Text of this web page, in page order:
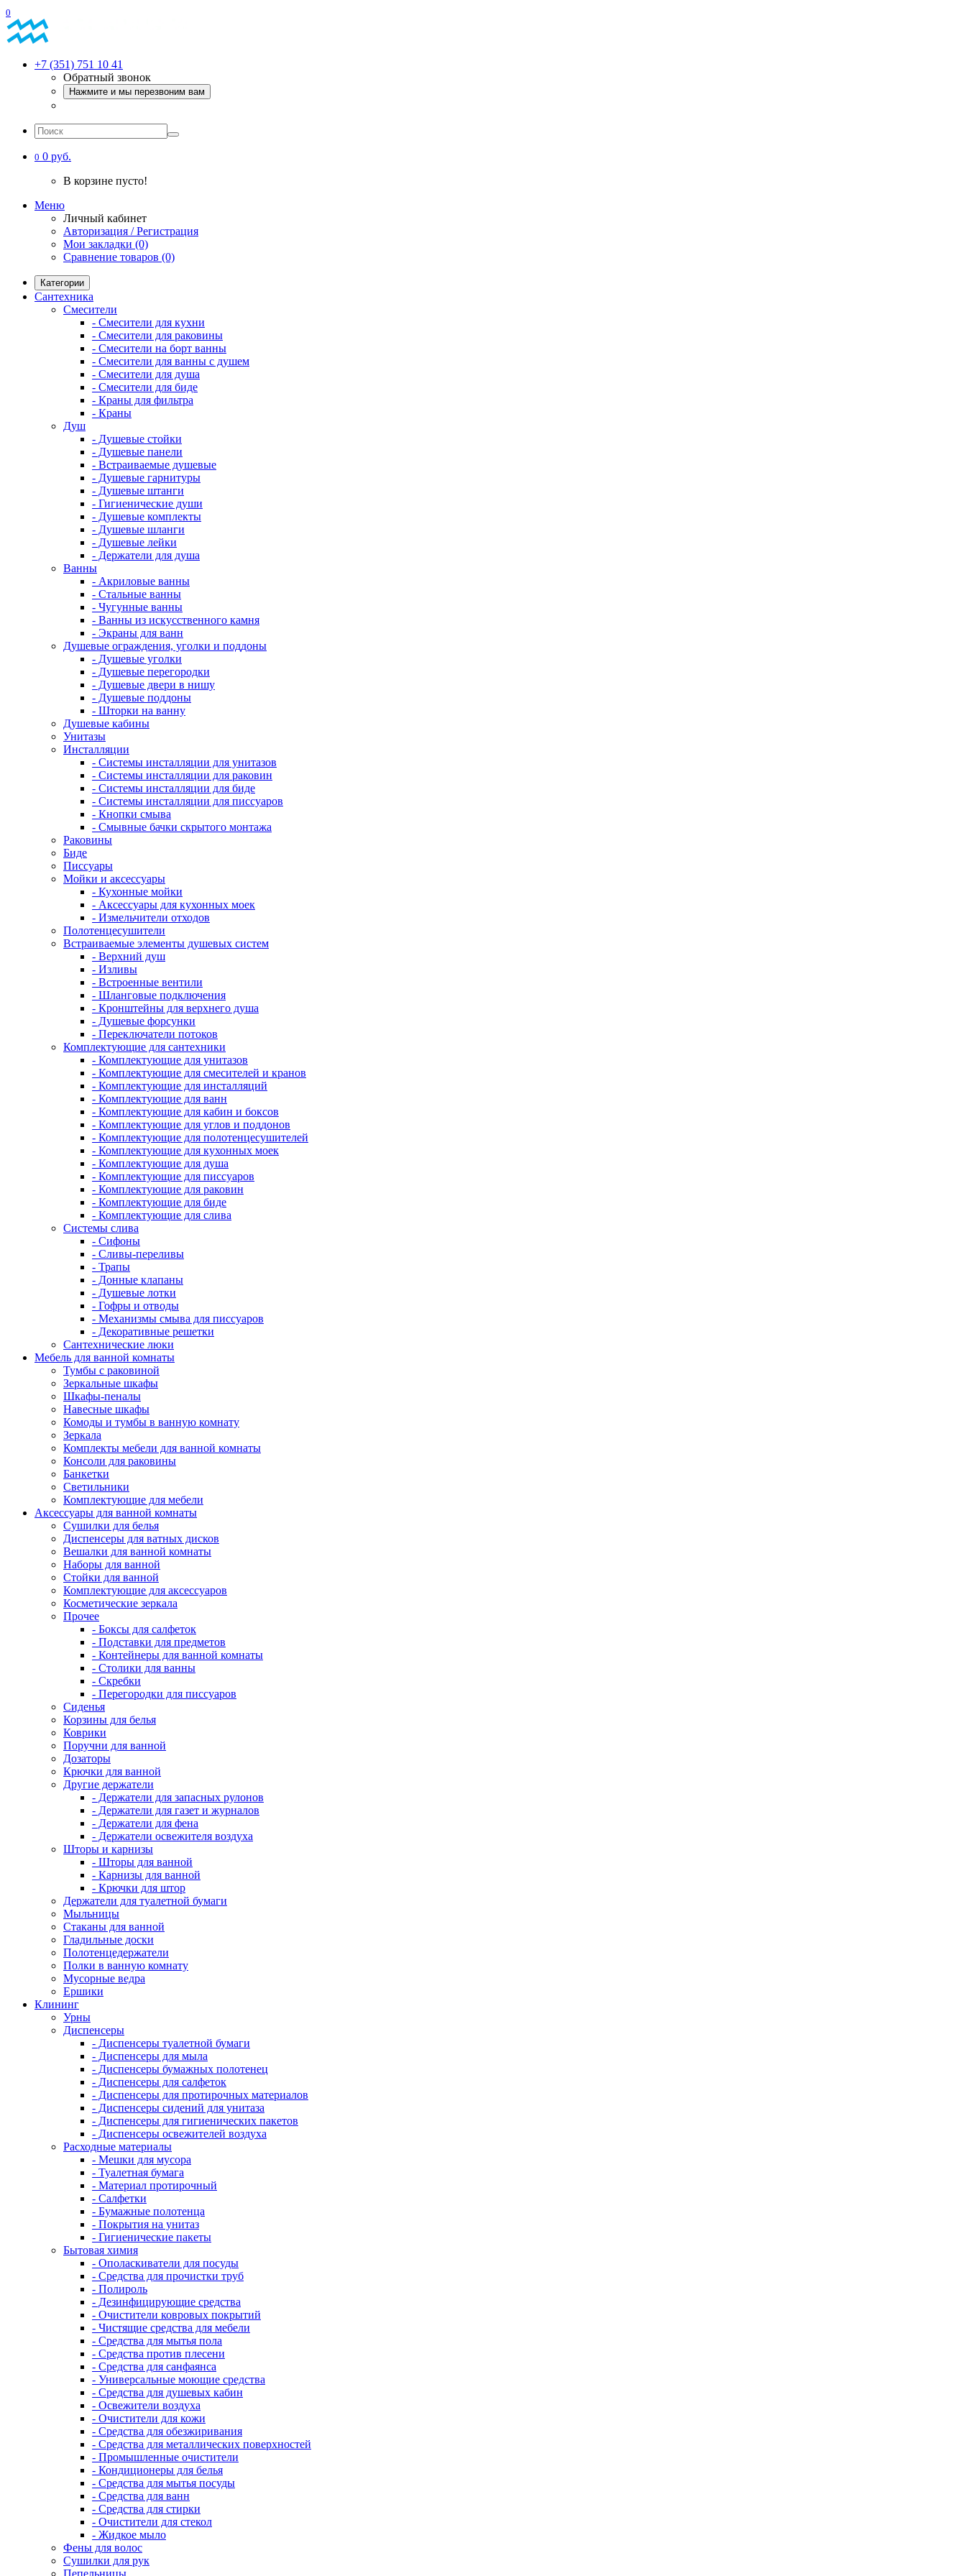
0
+7 (351) 751 10 41
Обратный звонок
Нажмите и мы перезвоним вам
0 0 руб.
В корзине пусто!
Меню
Личный кабинет
Авторизация / Регистрация
Мои закладки (0)
Сравнение товаров (0)
Категории
Сантехника
Смесители
- Смесители для кухни
- Смесители для раковины
- Смесители на борт ванны
- Смесители для ванны с душем
- Смесители для душа
- Смесители для биде
- Краны для фильтра
- Краны
Душ
- Душевые стойки
- Душевые панели
- Встраиваемые душевые
- Душевые гарнитуры
- Душевые штанги
- Гигиенические души
- Душевые комплекты
- Душевые шланги
- Душевые лейки
- Держатели для душа
Ванны
- Акриловые ванны
- Стальные ванны
- Чугунные ванны
- Ванны из искусственного камня
- Экраны для ванн
Душевые ограждения, уголки и поддоны
- Душевые уголки
- Душевые перегородки
- Душевые двери в нишу
- Душевые поддоны
- Шторки на ванну
Душевые кабины
Унитазы
Инсталляции
- Системы инсталляции для унитазов
- Системы инсталляции для раковин
- Системы инсталляции для биде
- Системы инсталляции для писсуаров
- Кнопки смыва
- Смывные бачки скрытого монтажа
Раковины
Биде
Писсуары
Мойки и аксессуары
- Кухонные мойки
- Аксессуары для кухонных моек
- Измельчители отходов
Полотенцесушители
Встраиваемые элементы душевых систем
- Верхний душ
- Изливы
- Встроенные вентили
- Шланговые подключения
- Кронштейны для верхнего душа
- Душевые форсунки
- Переключатели потоков
Комплектующие для сантехники
- Комплектующие для унитазов
- Комплектующие для смесителей и кранов
- Комплектующие для инсталляций
- Комплектующие для ванн
- Комплектующие для кабин и боксов
- Комплектующие для углов и поддонов
- Комплектующие для полотенцесушителей
- Комплектующие для кухонных моек
- Комплектующие для душа
- Комплектующие для писсуаров
- Комплектующие для раковин
- Комплектующие для биде
- Комплектующие для слива
Системы слива
- Сифоны
- Сливы-переливы
- Трапы
- Донные клапаны
- Душевые лотки
- Гофры и отводы
- Механизмы смыва для писсуаров
- Декоративные решетки
Сантехнические люки
Мебель для ванной комнаты
Тумбы с раковиной
Зеркальные шкафы
Шкафы-пеналы
Навесные шкафы
Комоды и тумбы в ванную комнату
Зеркала
Комплекты мебели для ванной комнаты
Консоли для раковины
Банкетки
Светильники
Комплектующие для мебели
Аксессуары для ванной комнаты
Сушилки для белья
Диспенсеры для ватных дисков
Вешалки для ванной комнаты
Наборы для ванной
Стойки для ванной
Комплектующие для аксессуаров
Косметические зеркала
Прочее
- Боксы для салфеток
- Подставки для предметов
- Контейнеры для ванной комнаты
- Столики для ванны
- Скребки
- Перегородки для писсуаров
Сиденья
Корзины для белья
Коврики
Поручни для ванной
Дозаторы
Крючки для ванной
Другие держатели
- Держатели для запасных рулонов
- Держатели для газет и журналов
- Держатели для фена
- Держатели освежителя воздуха
Шторы и карнизы
- Шторы для ванной
- Карнизы для ванной
- Крючки для штор
Держатели для туалетной бумаги
Мыльницы
Стаканы для ванной
Гладильные доски
Полотенцедержатели
Полки в ванную комнату
Мусорные ведра
Ершики
Клининг
Урны
Диспенсеры
- Диспенсеры туалетной бумаги
- Диспенсеры для мыла
- Диспенсеры бумажных полотенец
- Диспенсеры для салфеток
- Диспенсеры для протирочных материалов
- Диспенсеры сидений для унитаза
- Диспенсеры для гигиенических пакетов
- Диспенсеры освежителей воздуха
Расходные материалы
- Мешки для мусора
- Туалетная бумага
- Материал протирочный
- Салфетки
- Бумажные полотенца
- Покрытия на унитаз
- Гигиенические пакеты
Бытовая химия
- Ополаскиватели для посуды
- Средства для прочистки труб
- Полироль
- Дезинфицирующие средства
- Очистители ковровых покрытий
- Чистящие средства для мебели
- Средства для мытья пола
- Средства против плесени
- Средства для санфаянса
- Универсальные моющие средства
- Средства для душевых кабин
- Освежители воздуха
- Очистители для кожи
- Средства для обезжиривания
- Средства для металлических поверхностей
- Промышленные очистители
- Кондиционеры для белья
- Средства для мытья посуды
- Средства для ванн
- Средства для стирки
- Очистители для стекол
- Жидкое мыло
Фены для волос
Сушилки для рук
Пепельницы